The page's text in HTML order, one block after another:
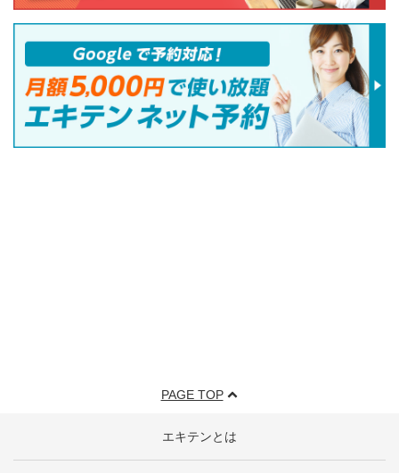
PAGE TOP
エキテンとは